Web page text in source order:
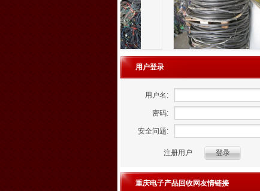
用户登录
用户名:
密码:
安全问题:
注册用户
重庆电子产品回收网友情链接